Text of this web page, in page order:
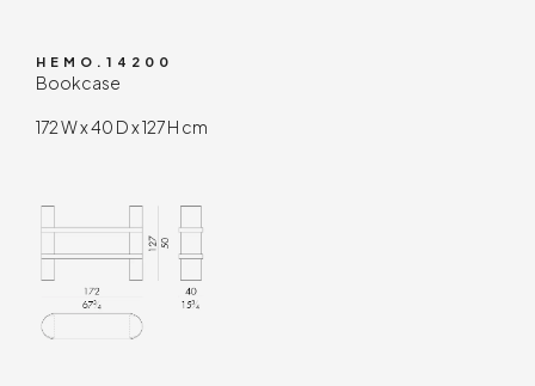
HEMO.14200
Bookcase
172 W x 40 D x 127 H cm